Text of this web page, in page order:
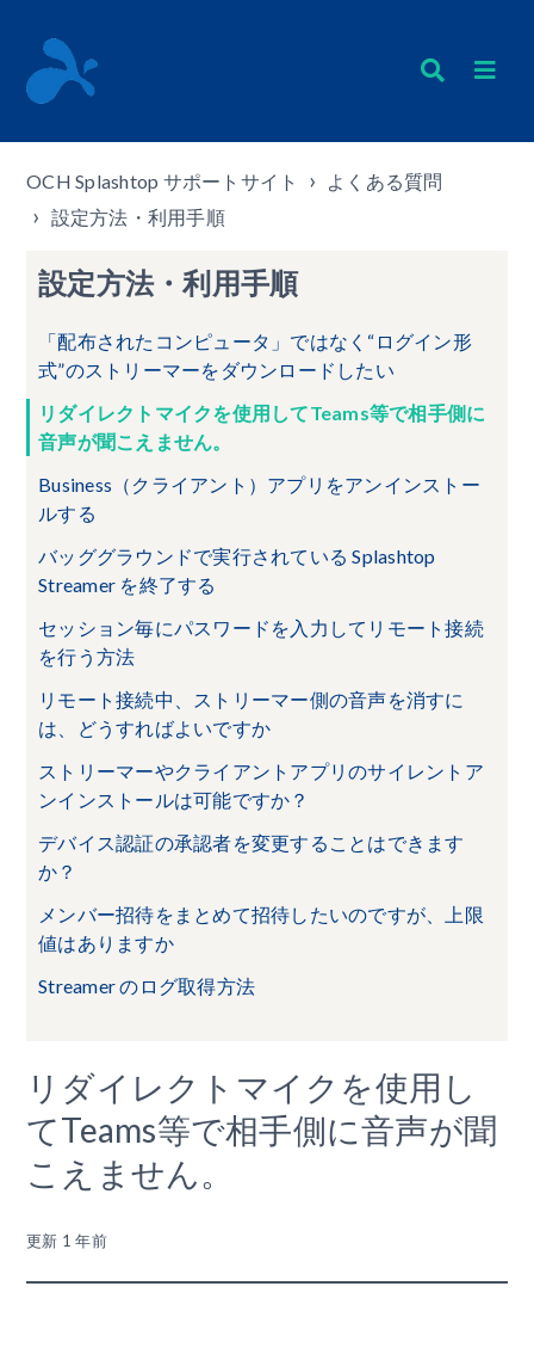
OCH Splashtop サポートサイト
よくある質問
設定方法・利用手順
設定方法・利用手順
「配布されたコンピュータ」ではなく“ログイン形
式”のストリーマーをダウンロードしたい
リダイレクトマイクを使用してTeams等で相手側に
音声が聞こえません。
Business（クライアント）アプリをアンインストー
ルする
バッググラウンドで実行されている Splashtop
Streamer を終了する
セッション毎にパスワードを入力してリモート接続
を行う方法
リモート接続中、ストリーマー側の音声を消すに
は、どうすればよいですか
ストリーマーやクライアントアプリのサイレントア
ンインストールは可能ですか？
デバイス認証の承認者を変更することはできます
か？
メンバー招待をまとめて招待したいのですが、上限
値はありますか
Streamer のログ取得方法
リダイレクトマイクを使用し
てTeams等で相手側に音声が聞
こえません。
更新 1 年前